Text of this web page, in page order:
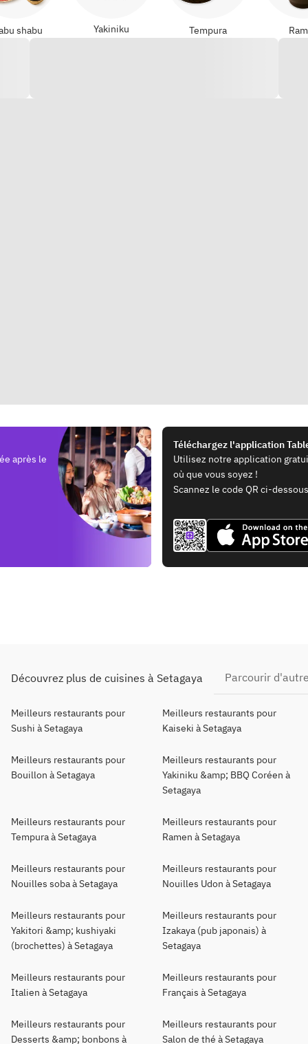
shabu Yakiniku Tempura
après le
Téléchargez l'application
Utilisez notre application
où que vous soyez !
Scannez le code QR ci-
Découvrez plus de cuisines à Setagaya Parcourir
Meilleurs restaurants pour
Sushi à Setagaya
Meilleurs restaurants pour
Kaiseki à Setagaya
Meilleurs restaurants pour
Bouillon à Setagaya
Meilleurs restaurants pour
Yakiniku &amp; BBQ Coréen à
Setagaya
Meilleurs restaurants pour
Tempura à Setagaya
Meilleurs restaurants pour
Ramen à Setagaya
Meilleurs restaurants pour
Nouilles soba à Setagaya
Meilleurs restaurants pour
Nouilles Udon à Setagaya
Meilleurs restaurants pour
Yakitori &amp; kushiyaki
(brochettes) à Setagaya
Meilleurs restaurants pour
Izakaya (pub japonais) à
Setagaya
Meilleurs restaurants pour
Italien à Setagaya
Meilleurs restaurants pour
Français à Setagaya
Meilleurs restaurants pour
Desserts &amp; bonbons à
Meilleurs restaurants pour
Salon de thé à Setagaya